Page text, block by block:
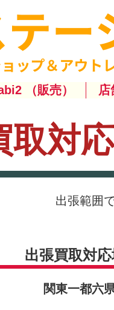
（販売） 店
対
出張範囲で
出張買取対
関東一都六